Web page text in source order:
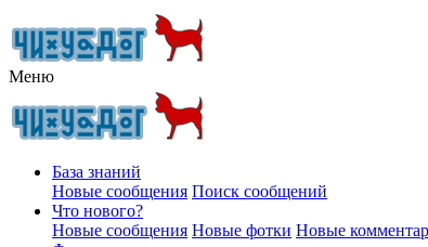
Меню
База знаний
Новые сообщения Поиск сообщений
Что нового?
Новые сообщения Новые фотки Новые